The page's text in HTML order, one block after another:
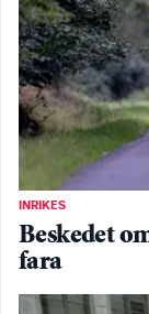
INRIKES
Beskedet
fara